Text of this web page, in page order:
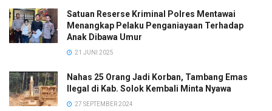
Satuan Reserse Kriminal Polres Mentawai
Menangkap Pelaku Penganiayaan Terhadap
Anak Dibawa Umur
21 JUNI 2025
Nahas 25 Orang Jadi Korban, Tambang Emas
Ilegal di Kab. Solok Kembali Minta Nyawa
27 SEPTEMBER 2024